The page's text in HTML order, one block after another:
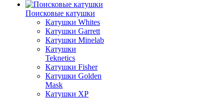
Поисковые катушки
Катушки Whites
Катушки Garrett
Катушки Minelab
Катушки
Teknetics
Катушки Fisher
Катушки Golden
Mask
Катушки XP